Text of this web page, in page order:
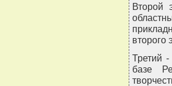
Второй
второго
Третий
базе